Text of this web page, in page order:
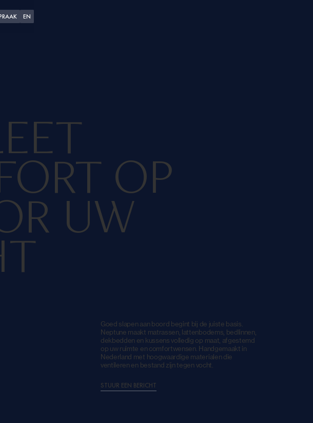
EN
OP
UW
Goed slapen aan boord begint bij de juiste basis.
Neptune maakt matrassen, lattenbodems, bedlinnen,
dekbedden en kussens volledig op maat, afgestemd
op uw ruimte en comfortwensen. Handgemaakt in
Nederland met hoogwaardige materialen die
ventileren en bestand zijn tegen vocht.
STUUR EEN BERICHT